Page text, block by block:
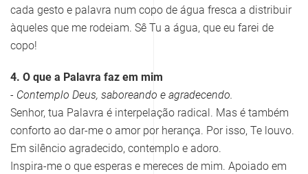
cada gesto e palavra num copo de água fresca a distribuir
àqueles que me rodeiam. Sê Tu a água, que eu farei de
copo!
4. O que a Palavra faz em mim
- Contemplo Deus, saboreando e agradecendo.
Senhor, tua Palavra é interpelação radical. Mas é também
conforto ao dar-me o amor por herança. Por isso, Te louvo.
Em silêncio agradecido, contemplo e adoro.
Inspira-me o que esperas e mereces de mim. Apoiado em